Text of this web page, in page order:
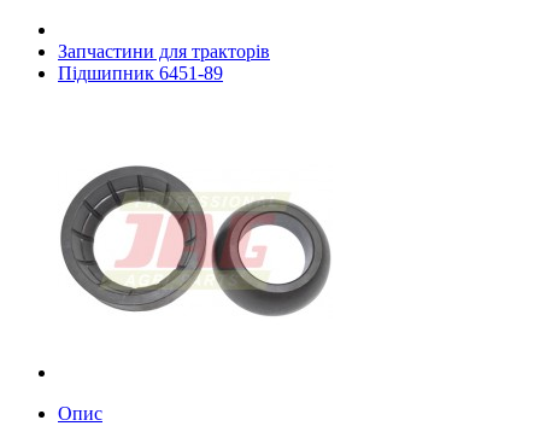
Запчастини для тракторів
Підшипник 6451-89
Опис